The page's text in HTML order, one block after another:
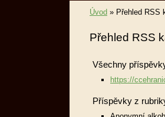
Úvod » Přehled RSS
Přehled RSS
Všechny
https://
Příspěvky z